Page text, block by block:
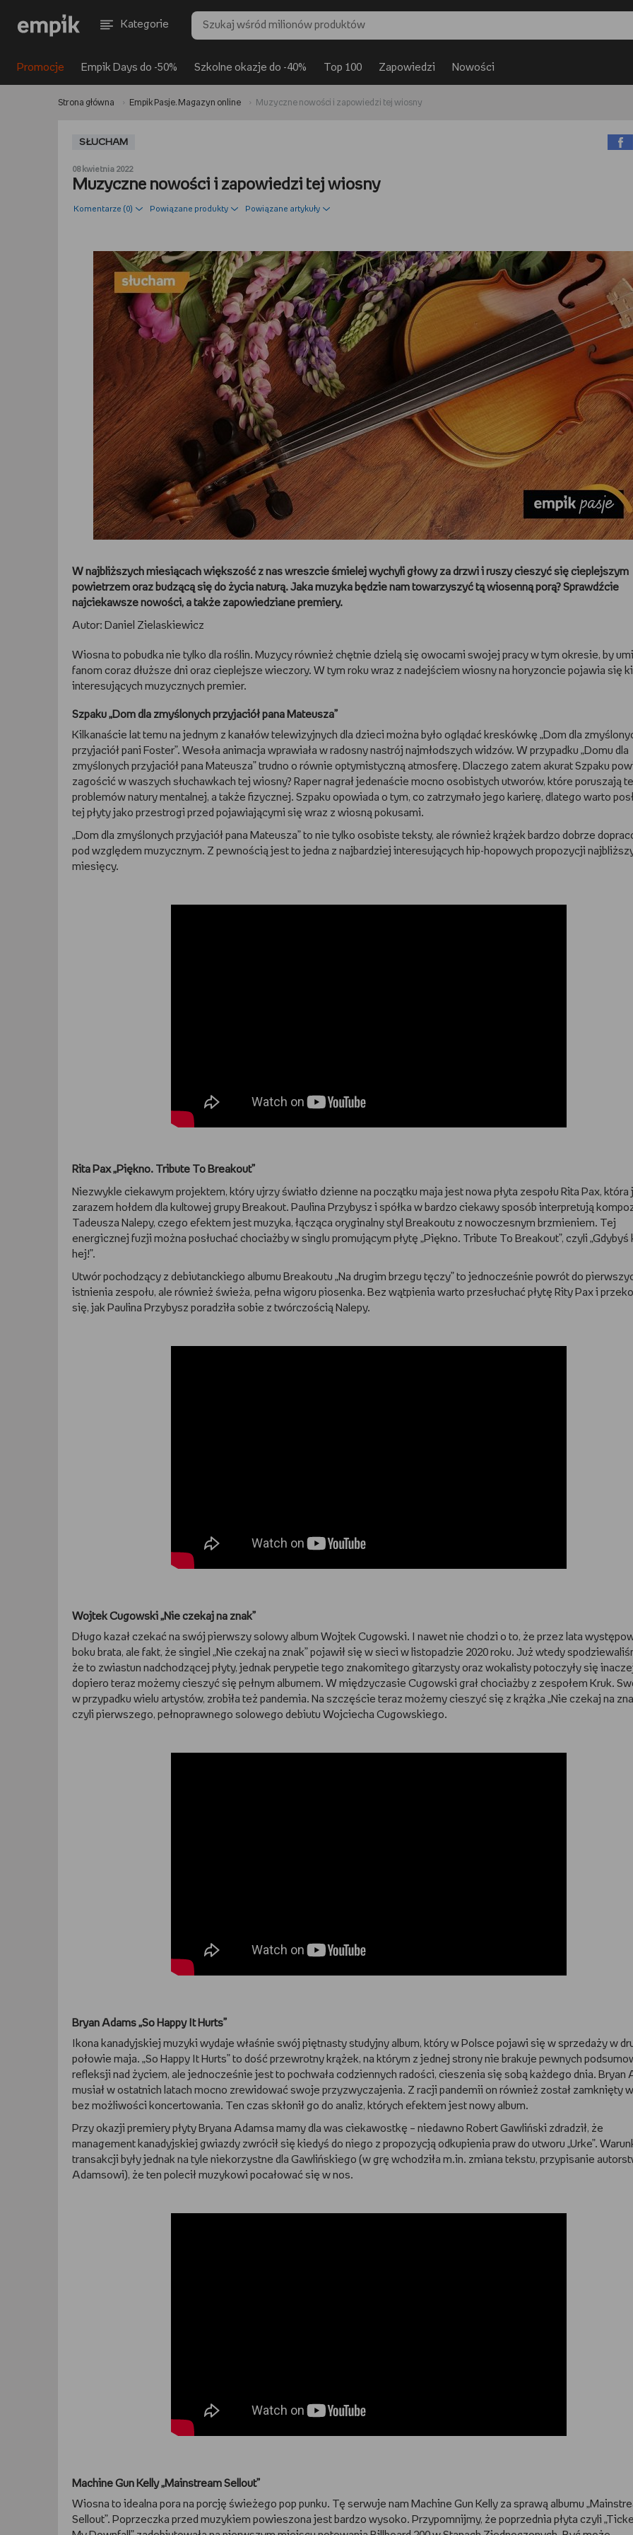
Kategorie
Promocje Empik Days do -50% Szkolne okazje do -40% Top 100 Zapowiedzi Nowości
Strona główna Empik Pasje. Magazyn online Muzyczne nowości i zapowiedzi tej wiosny
SŁUCHAM
08 kwietnia 2022
Muzyczne nowości i zapowiedzi tej wiosny
Komentarze (0) Powiązane produkty Powiązane artykuły
W najbliższych miesiącach większość z nas wreszcie śmielej wychyli głowy za drzwi i ruszy cieszyć się cieplejszym
powietrzem oraz budzącą się do życia naturą. Jaka muzyka będzie nam towarzyszyć tą wiosenną porą? Sprawdźcie
najciekawsze nowości, a także zapowiedziane premiery.
Autor: Daniel Zielaskiewicz
Wiosna to pobudka nie tylko dla roślin. Muzycy również chętnie dzielą się owocami swojej pracy w tym okresie, by
fanom coraz dłuższe dni oraz cieplejsze wieczory. W tym roku wraz z nadejściem wiosny na horyzoncie pojawia się
interesujących muzycznych premier.
Szpaku „Dom dla zmyślonych przyjaciół pana Mateusza”
Kilkanaście lat temu na jednym z kanałów telewizyjnych dla dzieci można było oglądać kreskówkę „Dom dla
przyjaciół pani Foster”. Wesoła animacja wprawiała w radosny nastrój najmłodszych widzów. W przypadku „Domu dla
zmyślonych przyjaciół pana Mateusza” trudno o równie optymistyczną atmosferę. Dlaczego zatem akurat Szpaku
zagościć w waszych słuchawkach tej wiosny? Raper nagrał jedenaście mocno osobistych utworów, które poruszają
problemów natury mentalnej, a także fizycznej. Szpaku opowiada o tym, co zatrzymało jego karierę, dlatego warto
tej płyty jako przestrogi przed pojawiającymi się wraz z wiosną pokusami.
„Dom dla zmyślonych przyjaciół pana Mateusza” to nie tylko osobiste teksty, ale również krążek bardzo dobrze
pod względem muzycznym. Z pewnością jest to jedna z najbardziej interesujących hip-hopowych propozycji
miesięcy.
Rita Pax „Piękno. Tribute To Breakout”
Niezwykle ciekawym projektem, który ujrzy światło dzienne na początku maja jest nowa płyta zespołu Rita Pax, która
zarazem hołdem dla kultowej grupy Breakout. Paulina Przybysz i spółka w bardzo ciekawy sposób interpretują
Tadeusza Nalepy, czego efektem jest muzyka, łącząca oryginalny styl Breakoutu z nowoczesnym brzmieniem. Tej
energicznej fuzji można posłuchać chociażby w singlu promującym płytę „Piękno. Tribute To Breakout”, czyli „Gdybyś
hej!”.
Utwór pochodzący z debiutanckiego albumu Breakoutu „Na drugim brzegu tęczy” to jednocześnie powrót do
istnienia zespołu, ale również świeża, pełna wigoru piosenka. Bez wątpienia warto przesłuchać płytę Rity Pax i
się, jak Paulina Przybysz poradziła sobie z twórczością Nalepy.
Wojtek Cugowski „Nie czekaj na znak”
Długo kazał czekać na swój pierwszy solowy album Wojtek Cugowski. I nawet nie chodzi o to, że przez lata
boku brata, ale fakt, że singiel „Nie czekaj na znak” pojawił się w sieci w listopadzie 2020 roku. Już wtedy
że to zwiastun nadchodzącej płyty, jednak perypetie tego znakomitego gitarzysty oraz wokalisty potoczyły się
dopiero teraz możemy cieszyć się pełnym albumem. W międzyczasie Cugowski grał chociażby z zespołem Kruk.
w przypadku wielu artystów, zrobiła też pandemia. Na szczęście teraz możemy cieszyć się z krążka „Nie czekaj na
czyli pierwszego, pełnoprawnego solowego debiutu Wojciecha Cugowskiego.
Bryan Adams „So Happy It Hurts”
Ikona kanadyjskiej muzyki wydaje właśnie swój piętnasty studyjny album, który w Polsce pojawi się w sprzedaży w
połowie maja. „So Happy It Hurts” to dość przewrotny krążek, na którym z jednej strony nie brakuje pewnych
refleksji nad życiem, ale jednocześnie jest to pochwała codziennych radości, cieszenia się sobą każdego dnia. Bryan
musiał w ostatnich latach mocno zrewidować swoje przyzwyczajenia. Z racji pandemii on również został zamknięty
bez możliwości koncertowania. Ten czas skłonił go do analiz, których efektem jest nowy album.
Przy okazji premiery płyty Bryana Adamsa mamy dla was ciekawostkę – niedawno Robert Gawliński zdradził, że
management kanadyjskiej gwiazdy zwrócił się kiedyś do niego z propozycją odkupienia praw do utworu „Urke”.
transakcji były jednak na tyle niekorzystne dla Gawlińskiego (w grę wchodziła m.in. zmiana tekstu, przypisanie
Adamsowi), że ten polecił muzykowi pocałować się w nos.
Machine Gun Kelly „Mainstream Sellout”
Wiosna to idealna pora na porcję świeżego pop punku. Tę serwuje nam Machine Gun Kelly za sprawą albumu
Sellout”. Poprzeczka przed muzykiem powieszona jest bardzo wysoko. Przypomnijmy, że poprzednia płyta czyli